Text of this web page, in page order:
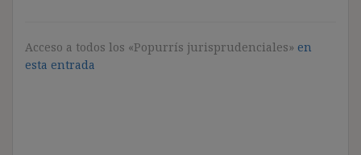
Acceso a todos los «Popurrís jurisprudenciales» en
esta entrada